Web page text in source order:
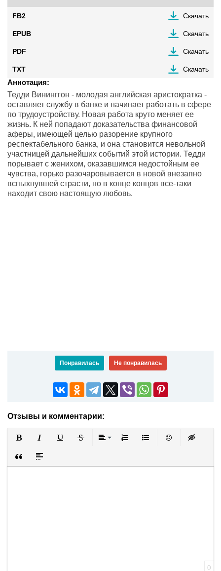
FB2 Скачать
EPUB Скачать
PDF Скачать
TXT Скачать
Аннотация:
Тедди Вининггон - молодая английская аристократка -
оставляет службу в банке и начинает работать в сфере
по трудоустройству. Новая работа круто меняет ее
жизнь. К ней попадают доказательства финансовой
аферы, имеющей целью разорение крупного
респектабельного банка, и она становится невольной
участницей дальнейших событий этой истории. Тедди
порывает с женихом, оказавшимся недостойным ее
чувства, горько разочаровывается в новой внезапно
вспыхнувшей страсти, но в конце концов все-таки
находит свою настоящую любовь.
Понравилась Не понравилась
Отзывы и комментарии:
Вставка цитаты
Вставка спойлера
0